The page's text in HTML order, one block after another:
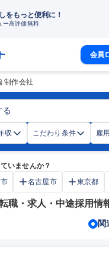
をもっと便利に！
ー高評価無料
会員
制作会社
る
収 こだわり条件 雇
いませんか？
名古屋市 東京都
職・求人・中途採用情
関